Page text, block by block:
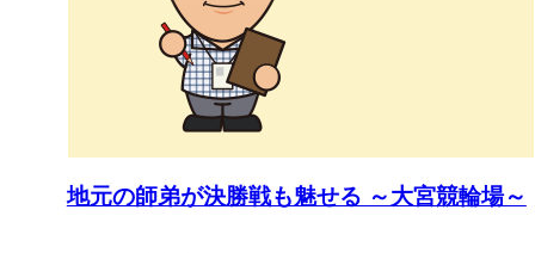
地元の師弟が決勝戦も魅せる ～大宮競輪場～